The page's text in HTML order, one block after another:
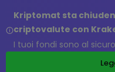
Kriptomat sta
criptovalute con
I tuoi fondi sono al